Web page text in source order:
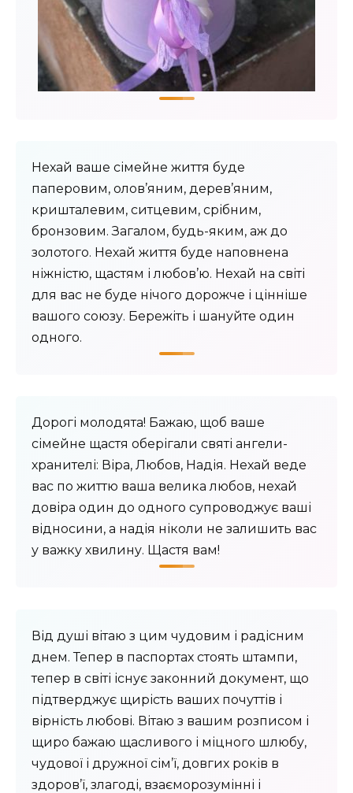
Нехай ваше сімейне життя буде
паперовим, олов’яним, дерев’яним,
кришталевим, ситцевим, срібним,
бронзовим. Загалом, будь-яким, аж до
золотого. Нехай життя буде наповнена
ніжністю, щастям і любов’ю. Нехай на світі
для вас не буде нічого дорожче і цінніше
вашого союзу. Бережіть і шануйте один
одного.
Дорогі молодята! Бажаю, щоб ваше
сімейне щастя оберігали святі ангели-
хранителі: Віра, Любов, Надія. Нехай веде
вас по життю ваша велика любов, нехай
довіра один до одного супроводжує ваші
відносини, а надія ніколи не залишить вас
у важку хвилину. Щастя вам!
Від душі вітаю з цим чудовим і радісним
днем. Тепер в паспортах стоять штампи,
тепер в світі існує законний документ, що
підтверджує щирість ваших почуттів і
вірність любові. Вітаю з вашим розписом і
щиро бажаю щасливого і міцного шлюбу,
чудової і дружної сім’ї, довгих років в
здоров’ї, злагоді, взаєморозумінні і